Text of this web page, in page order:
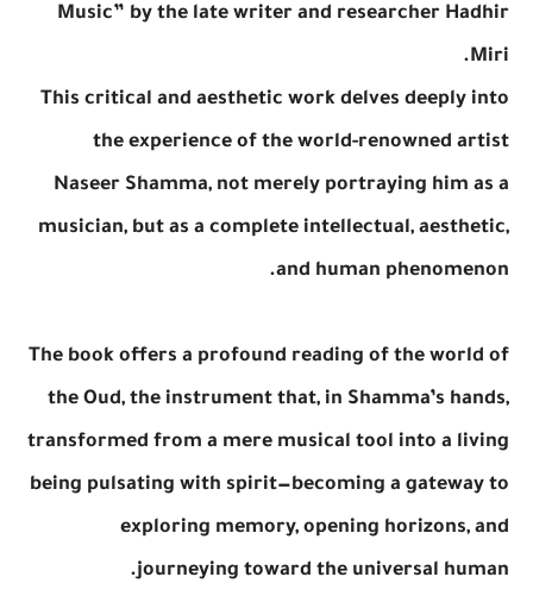
Music” by the late writer and researcher Hadhir
Miri.
This critical and aesthetic work delves deeply into
the experience of the world-renowned artist
Naseer Shamma, not merely portraying him as a
musician, but as a complete intellectual, aesthetic,
and human phenomenon.
The book offers a profound reading of the world of
the Oud, the instrument that, in Shamma’s hands,
transformed from a mere musical tool into a living
being pulsating with spirit—becoming a gateway to
exploring memory, opening horizons, and
journeying toward the universal human.